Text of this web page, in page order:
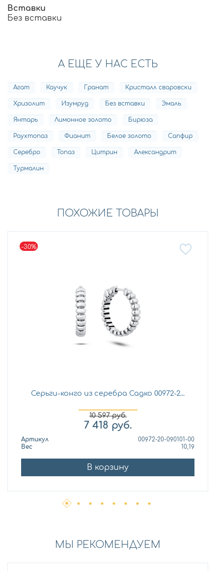
Вставки
Без вставки
А ЕЩЕ У НАС ЕСТЬ
Агат Каучук Гранат Кристалл сваровски
Хризолит Изумруд Без вставки Эмаль
Янтарь Лимонное золото Бирюза
Раухтопаз Фианит Белое золото Сапфир
Серебро Топаз Цитрин Александрит
Турмалин
ПОХОЖИЕ ТОВАРЫ
-30%
Серьги-конго из серебра Садко 00972-2...
10 597руб.
7 418 руб.
Артикул
00972-20-090101-00
Вес
10,19
В корзину
МЫ РЕКОМЕНДУЕМ